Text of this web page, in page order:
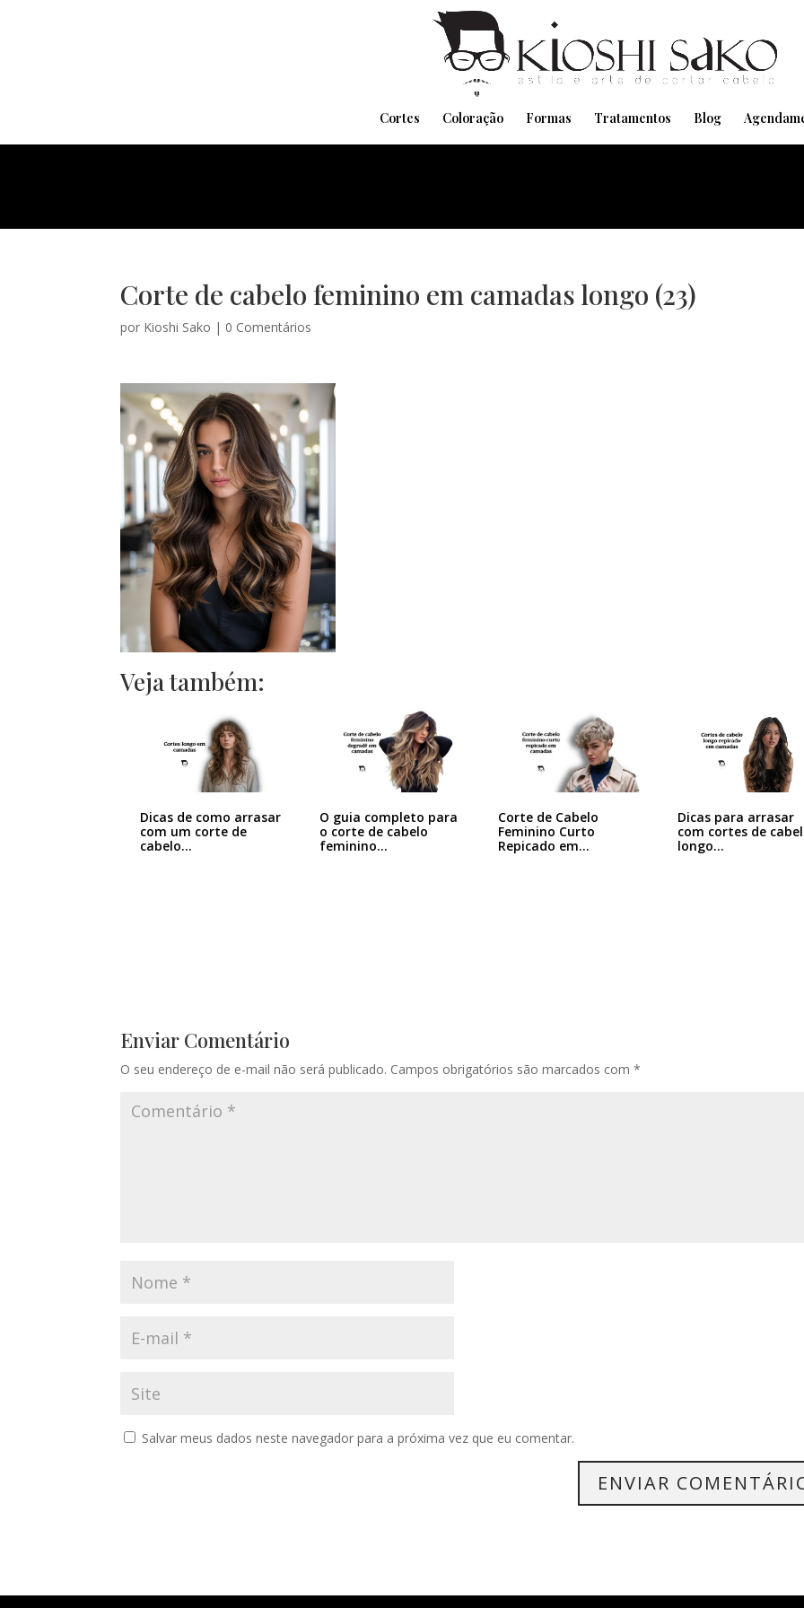
Cortes Coloração Formas Tratamentos Blog
Corte de cabelo feminino em camadas longo (23)
por Kioshi Sako | 0 Comentários
Veja também:
Dicas de como arrasar
com um corte de
cabelo…
O guia completo para
o corte de cabelo
feminino…
Corte de Cabelo
Feminino Curto
Repicado em
Dicas para arrasar
com cortes de
longo…
Enviar Comentário
O seu endereço de e-mail não será publicado. Campos obrigatórios são marcados com*
Salvar meus dados neste navegador para a próxima vez que eu comentar.
Pensando em transformar seu Visual??
Agende pelo Whatsapp